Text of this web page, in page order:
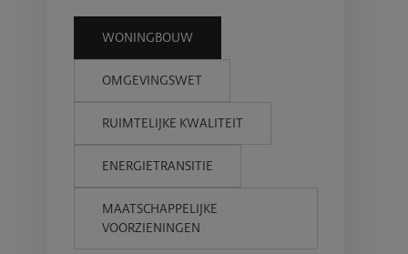
WONINGBOUW
OMGEVINGSWET
RUIMTELIJKE KWALITEIT
ENERGIETRANSITIE
MAATSCHAPPELIJKE
VOORZIENINGEN